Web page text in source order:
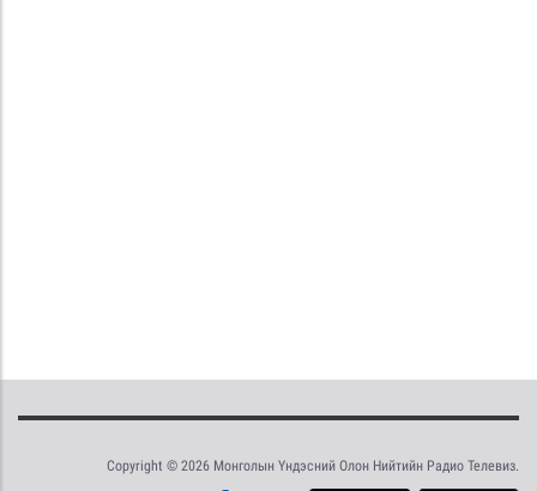
Copyright © 2026 Монголын Үндэсний Олон Нийтийн Радио Телевиз.